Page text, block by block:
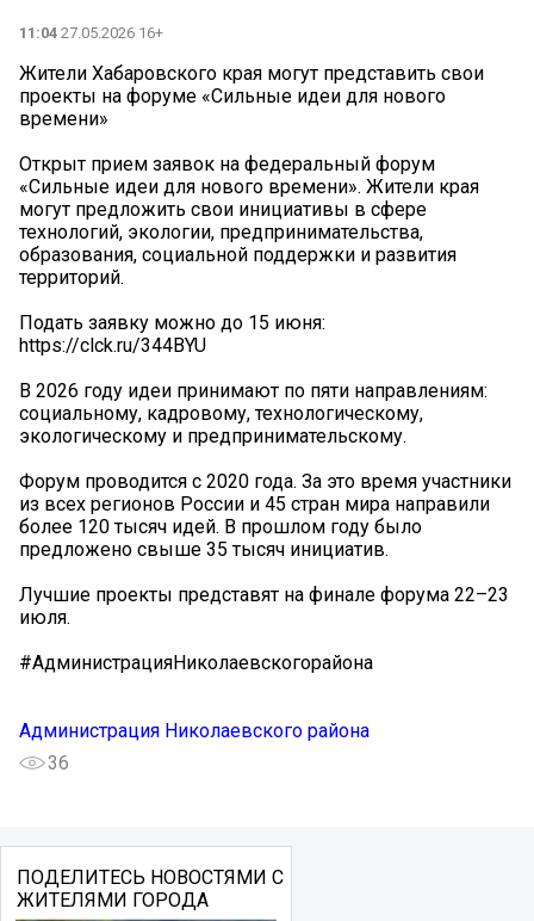
11:04 27.05.2026 16+
Жители Хабаровского края могут представить свои
проекты на форуме «Сильные идеи для нового
времени»
Открыт прием заявок на федеральный форум
«Сильные идеи для нового времени». Жители края
могут предложить свои инициативы в сфере
технологий, экологии, предпринимательства,
образования, социальной поддержки и развития
территорий.
Подать заявку можно до 15 июня:
https://clck.ru/344BYU
В 2026 году идеи принимают по пяти направлениям:
социальному, кадровому, технологическому,
экологическому и предпринимательскому.
Форум проводится с 2020 года. За это время участники
из всех регионов России и 45 стран мира направили
более 120 тысяч идей. В прошлом году было
предложено свыше 35 тысяч инициатив.
Лучшие проекты представят на финале форума 22–23
июля.
#АдминистрацияНиколаевскогорайона
Администрация Николаевского района
36
ПОДЕЛИТЕСЬ НОВОСТЯМИ С
ЖИТЕЛЯМИ ГОРОДА